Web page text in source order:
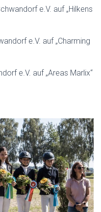
e.V. auf „Hilkens
e.V. auf „Charming
e.V. auf „Areas Marlix“